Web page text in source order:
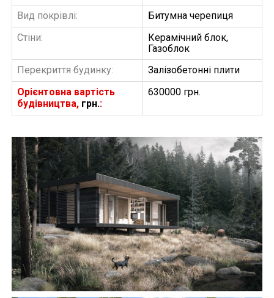
Вид покрівлі:
Битумна черепиця
Стіни:
Керамічний блок,
Газоблок
Перекриття будинку:
Залізобетонні плити
Орієнтовна вартість
будівництва, грн.:
630000 грн.
БУДІВНИЦТВО БУДИНКІВ
З
АББ”ТВІЙ ПРОЕКТ”
Замовити будівництво